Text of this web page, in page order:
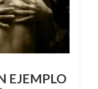
EJEMPLO